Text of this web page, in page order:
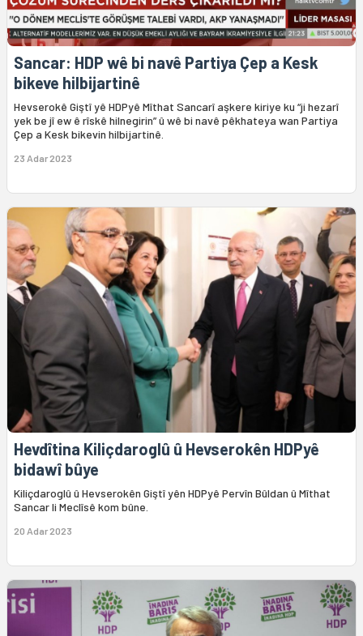
Sancar: HDP wê bi navê Partiya Çep a Kesk
bikeve hilbijartinê
Hevserokê Giştî yê HDPyê Mîthat Sancarî aşkere kiriye ku “ji hezarî
yek be jî ew ê rîskê hilnegirin” û wê bi navê pêkhateya wan Partiya
Çep a Kesk bikevin hilbijartinê.
23 Adar 2023
Hevdîtina Kiliçdaroglû û Hevserokên HDPyê
bidawî bûye
Kiliçdaroglû û Hevserokên Giştî yên HDPyê Pervîn Bûldan û Mîthat
Sancar li Meclîsê kom bûne.
20 Adar 2023